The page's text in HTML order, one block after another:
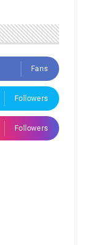
Fans
Followers
Followers